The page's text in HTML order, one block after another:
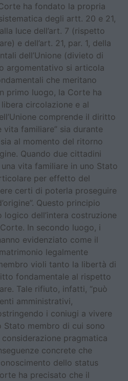
ha fondato la propria
degli artt. 20 e 21,
luce dell’art. 7 (rispetto
e dell’art. 21, par. 1, della
dell’Unione (divieto di
argomentativo si articola
che meritano
primo luogo, la Corte ha
circolazione e al
comprende il diritto
vita familiare” sia durante
al momento del ritorno
Quando due cittadini
vita familiare in uno Stato
per effetto del
certi di poterla proseguire
Questo principio
dell’intera costruzione
In secondo luogo, i
evidenziato come il
legalmente
violi tanto la libertà di
fondamentale al rispetto
Tale rifiuto, infatti, “può
amministrativi,
i coniugi a vivere
Stato membro di cui sono
pragmatica
concrete che
dello status
ha precisato che il